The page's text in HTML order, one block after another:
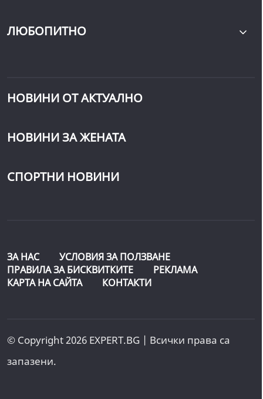
ЛЮБОПИТНО
НОВИНИ ОТ АКТУАЛНО
НОВИНИ ЗА ЖЕНАТА
СПОРТНИ НОВИНИ
ЗА НАС
УСЛОВИЯ ЗА ПОЛЗВАНЕ
ПРАВИЛА ЗА БИСКВИТКИТЕ
РЕКЛАМА
КАРТА НА САЙТА
КОНТАКТИ
© Copyright 2026 EXPERT.BG | Всички права са
запазени.